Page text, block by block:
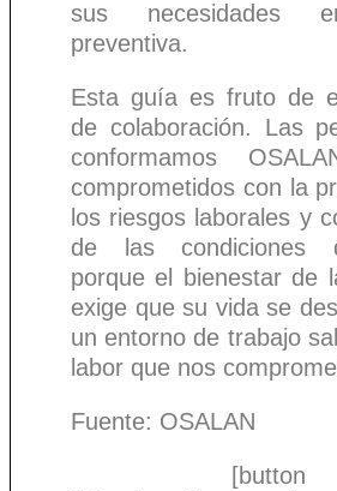
sus necesidades
preventiva.
Esta guía es fruto de
de colaboración. Las
conformamos
comprometidos con la
los riesgos laborales y
de las condiciones
porque el bienestar de
exige que su vida se
un entorno de trabajo
labor que nos
Fuente: OSALAN
[button